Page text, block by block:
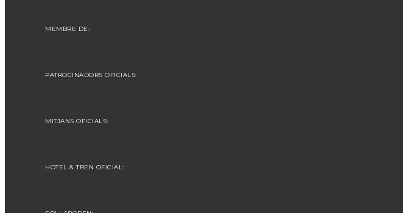
MEMBRE DE:
PATROCINADORS OFICIALS:
MITJANS OFICIALS:
HOTEL & TREN OFICIAL: